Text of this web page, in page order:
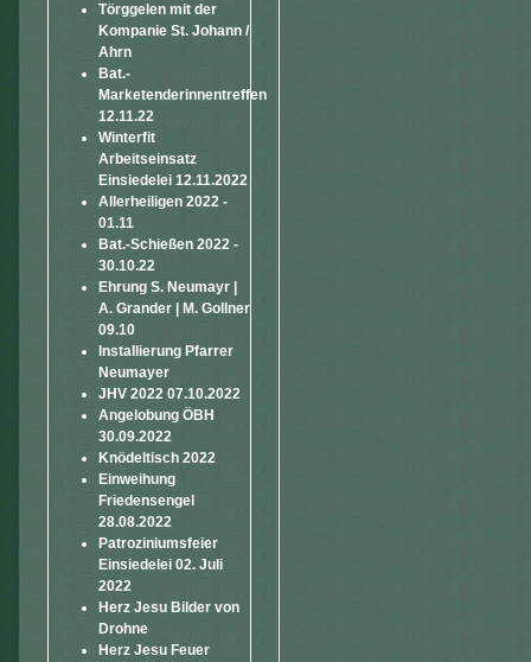
Törggelen mit der
Kompanie St. Johann /
Ahrn
Bat.-
Marketenderinnentreffen
12.11.22
Winterfit
Arbeitseinsatz
Einsiedelei 12.11.2022
Allerheiligen 2022 -
01.11
Bat.-Schießen 2022 -
30.10.22
Ehrung S. Neumayr |
A. Grander | M. Gollner
09.10
Installierung Pfarrer
Neumayer
JHV 2022 07.10.2022
Angelobung ÖBH
30.09.2022
Knödeltisch 2022
Einweihung
Friedensengel
28.08.2022
Patroziniumsfeier
Einsiedelei 02. Juli
2022
Herz Jesu Bilder von
Drohne
Herz Jesu Feuer